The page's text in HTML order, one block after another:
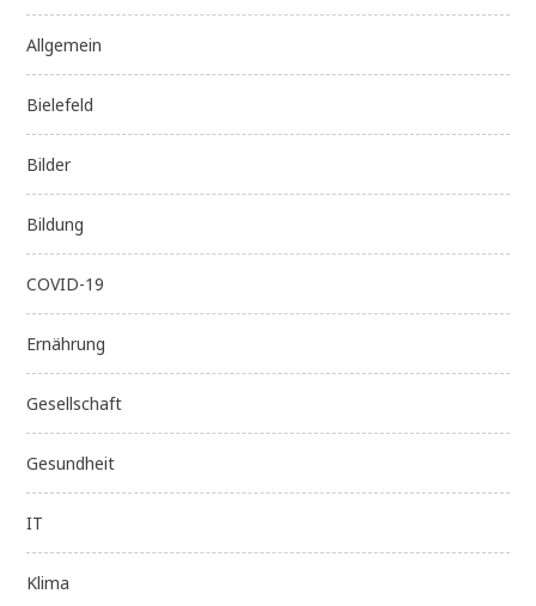
Allgemein
Bielefeld
Bilder
Bildung
COVID-19
Ernährung
Gesellschaft
Gesundheit
IT
Klima